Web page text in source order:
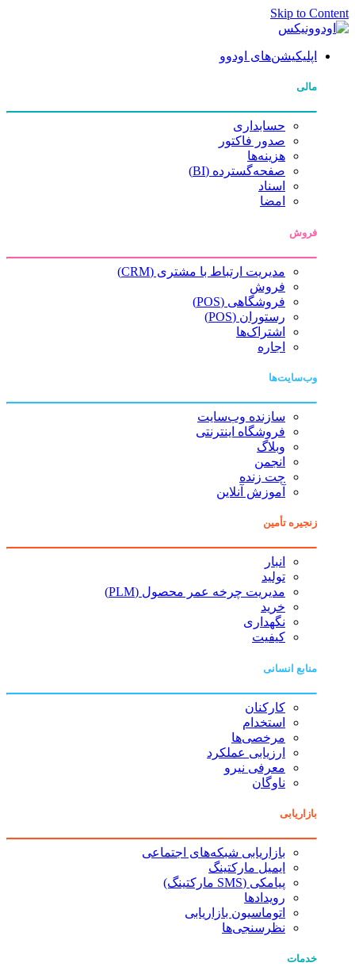
Skip to Content
اپلیکیشن‌های اودوو
مالی
حسابداری
صدور فاکتور
هزینه‌ها
صفحه‌گسترده (BI)
اسناد
امضا
فروش
مدیریت ارتباط با مشتری (CRM)
فروش
فروشگاهی (POS)
رستوران (POS)
اشتراک‌ها
اجاره
وب‌سایت‌ها
سازنده وب‌سایت
فروشگاه اینترنتی
وبلاگ
انجمن
چت زنده
آموزش آنلاین
زنجیره تأمین
انبار
تولید
مدیریت چرخه عمر محصول (PLM)
خرید
نگهداری
کیفیت
منابع انسانی
کارکنان
استخدام
مرخصی‌ها
ارزیابی عملکرد
معرفی نیرو
ناوگان
بازاریابی
بازاریابی شبکه‌های اجتماعی
ایمیل مارکتینگ
پیامکی (SMS مارکتینگ)
رویدادها
اتوماسیون بازاریابی
نظرسنجی‌ها
خدمات